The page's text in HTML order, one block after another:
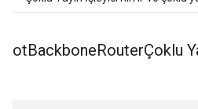
otBackboneRouterÇoklu